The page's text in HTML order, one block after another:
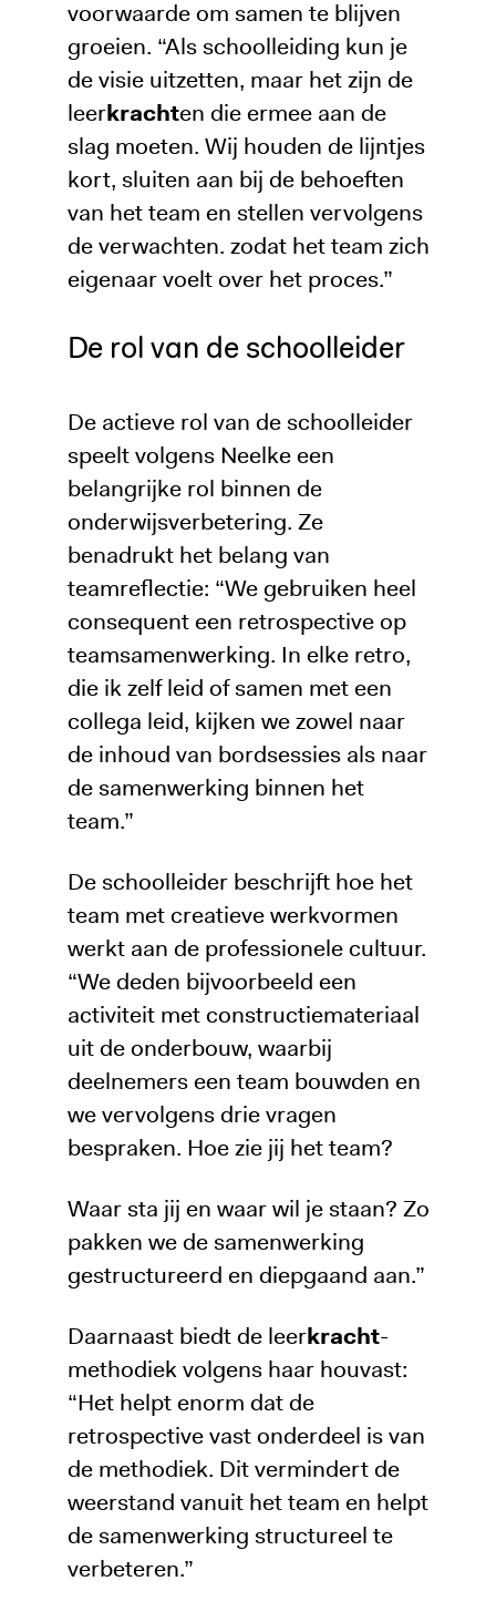
voorwaarde om samen te blijven
groeien. “Als schoolleiding kun je
de visie uitzetten, maar het zijn de
leerkrachten die ermee aan de
slag moeten. Wij houden de lijntjes
kort, sluiten aan bij de behoeften
van het team en stellen vervolgens
de verwachten. zodat het team zich
eigenaar voelt over het proces.”
De rol van de schoolleider
De actieve rol van de schoolleider
speelt volgens Neelke een
belangrijke rol binnen de
onderwijsverbetering. Ze
benadrukt het belang van
teamreflectie: “We gebruiken heel
consequent een retrospective op
teamsamenwerking. In elke retro,
die ik zelf leid of samen met een
collega leid, kijken we zowel naar
de inhoud van bordsessies als naar
de samenwerking binnen het
team.”
De schoolleider beschrijft hoe het
team met creatieve werkvormen
werkt aan de professionele cultuur.
“We deden bijvoorbeeld een
activiteit met constructiemateriaal
uit de onderbouw, waarbij
deelnemers een team bouwden en
we vervolgens drie vragen
bespraken. Hoe zie jij het team?
Waar sta jij en waar wil je staan? Zo
pakken we de samenwerking
gestructureerd en diepgaand aan.”
Daarnaast biedt de leerkracht-
methodiek volgens haar houvast:
“Het helpt enorm dat de
retrospective vast onderdeel is van
de methodiek. Dit vermindert de
weerstand vanuit het team en helpt
de samenwerking structureel te
verbeteren.”